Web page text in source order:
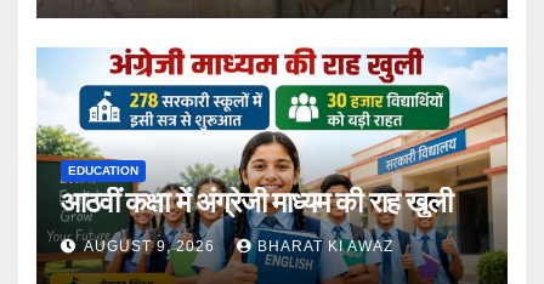
EDUCATION
आठवीं कक्षा में अंग्रेजी माध्यम की राह खुली
AUGUST 9, 2026 BHARAT KI AWAZ